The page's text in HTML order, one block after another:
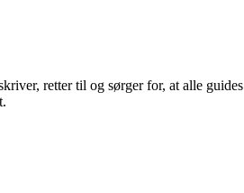
retter til og sørger for, at alle